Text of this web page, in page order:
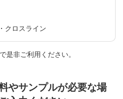
クロスライン
是非ご利用ください。
やサンプルが必要な場